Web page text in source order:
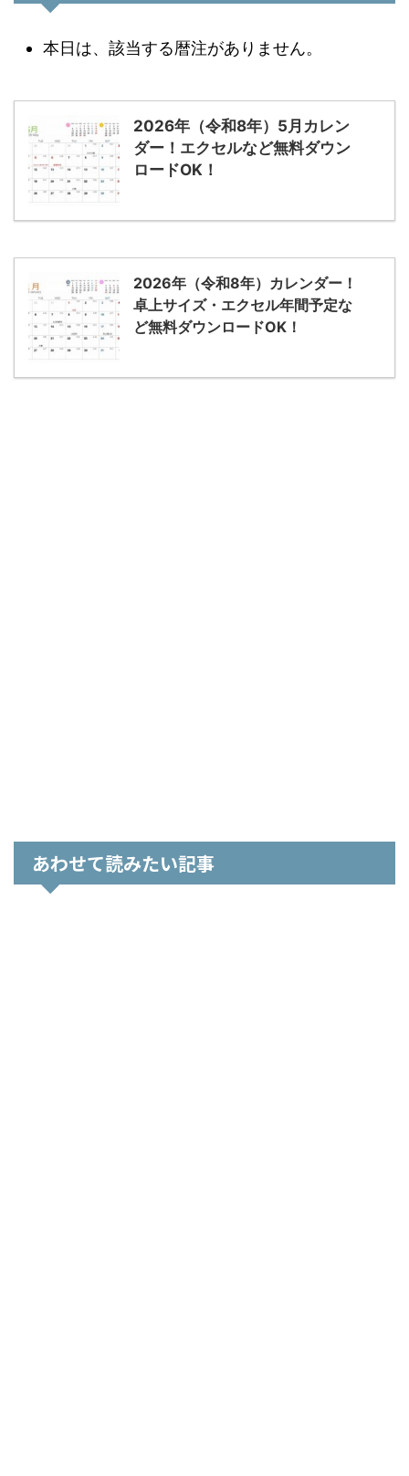
本日は、該当する暦注がありません。
2026年（令和8年）5月カレン
ダー！エクセルなど無料ダウン
ロードOK！
2026年（令和8年）カレンダー！
卓上サイズ・エクセル年間予定な
ど無料ダウンロードOK！
あわせて読みたい記事